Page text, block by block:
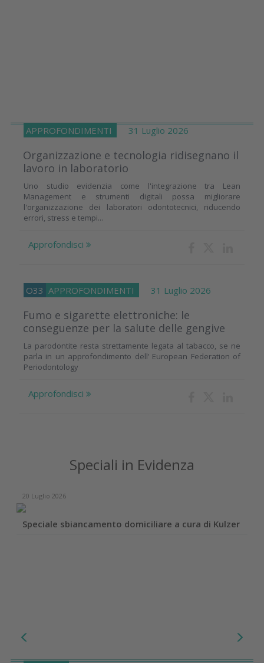
APPROFONDIMENTI 31 Luglio 2026
Organizzazione e tecnologia ridisegnano il
lavoro in laboratorio
Uno studio evidenzia come l'integrazione tra Lean
Management e strumenti digitali possa migliorare
l'organizzazione dei laboratori odontotecnici, riducendo
errori, stress e tempi...
Approfondisci
O33 APPROFONDIMENTI 31 Luglio 2026
Fumo e sigarette elettroniche: le
conseguenze per la salute delle gengive
La parodontite resta strettamente legata al tabacco, se ne
parla in un approfondimento dell’ European Federation of
Periodontology
Approfondisci
Speciali in Evidenza
20 Luglio 2026
Speciale sbiancamento domiciliare a cura di Kulzer